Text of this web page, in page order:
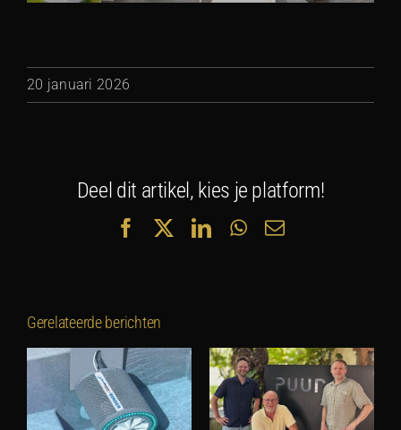
20 januari 2026
Deel dit artikel, kies je platform!
FacebookLinkedInWhatsApp
E-
Gerelateerde berichten